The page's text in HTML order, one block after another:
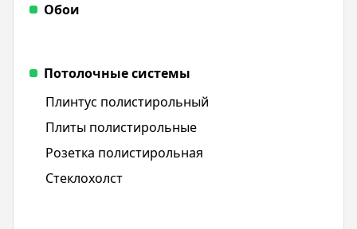
Обои
Потолочные системы
Плинтус полистирольный
Плиты полистирольные
Розетка полистирольная
Стеклохолст